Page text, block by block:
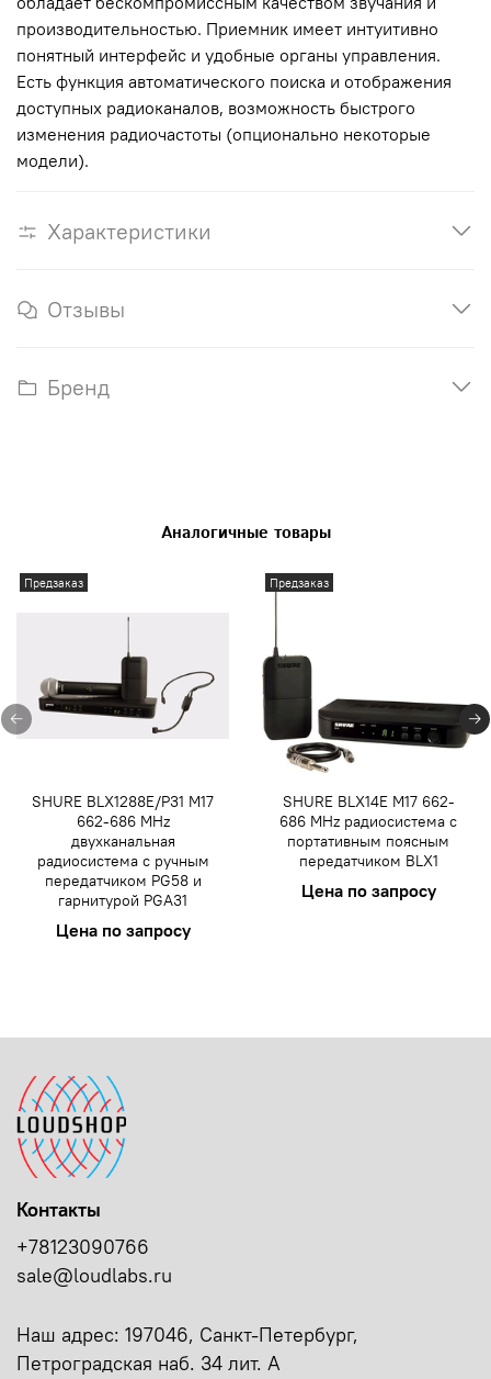
производительностью. Приемник имеет интуитивно
понятный интерфейс и удобные органы управления.
Есть функция автоматического поиска и отображения
доступных радиоканалов, возможность быстрого
изменения радиочастоты (опционально некоторые
модели).
Характеристики
Отзывы
Бренд
Аналогичные товары
Предзаказ
SHURE BLX1288E/P31 M17
662-686 MHz
двухканальная
радиосистема с ручным
передатчиком PG58 и
гарнитурой PGA31
Цена по запросу
Предзаказ
SHURE BLX14E M17 662-
686 MHz радиосистема с
портативным поясным
передатчиком BLX1
Цена по запросу
Контакты
+78123090766
sale@loudlabs.ru
Наш адрес: 197046, Санкт-Петербург,
Петроградская наб. 34 лит. А